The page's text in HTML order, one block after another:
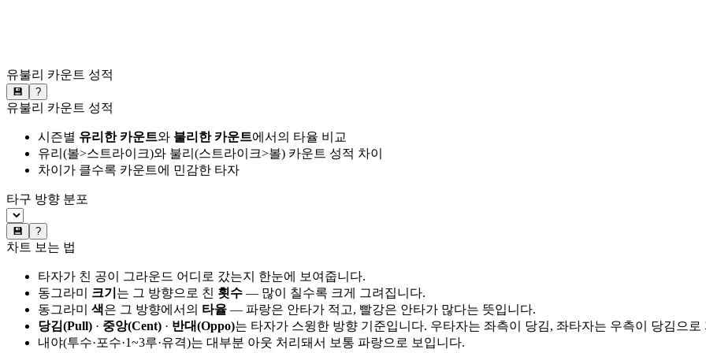
유불리 카운트 성적
💾 ?
유불리 카운트 성적
시즌별 유리한 카운트와 불리한 카운트에서의 타율 비교
유리(볼>스트라이크)와 불리(스트라이크>볼) 카운트 성적 차이
차이가 클수록 카운트에 민감한 타자
타구 방향 분포
💾 ?
차트 보는 법
타자가 친 공이 그라운드 어디로 갔는지 한눈에 보여줍니다.
동그라미 크기 는 그 방향으로 친 횟수 — 많이 칠수록 크게 그려집니다.
동그라미 색은 그 방향에서의 타율 — 파랑은 안타가 적고, 빨강은 안타가 많다는 뜻입니다.
당김(Pull) · 중앙(Cent) · 반대(Oppo)는 타자가 스윙한 방향 기준입니다. 우타자는 좌측이 당김, 좌타자는 우측이 당김으로
내야(투수·포수·1~3루·유격)는 대부분 아웃 처리돼서 보통 파랑으로 보입니다.